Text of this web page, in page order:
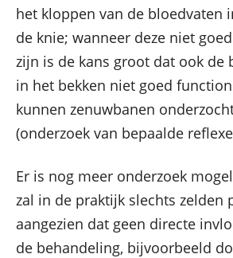
het kloppen van de bloedvaten
de knie; wanneer deze niet
zijn is de kans groot dat ook de
in het bekken niet goed
kunnen zenuwbanen
(onderzoek van bepaalde
Er is nog meer onderzoek
zal in de praktijk slechts zelden
aangezien dat geen directe
de behandeling, bijvoorbeeld